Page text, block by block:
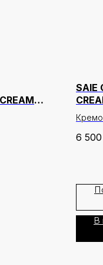
SAIE
кожи.
Можно
6 500
В